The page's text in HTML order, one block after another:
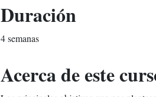
Duración
4 semanas
Acerca de este